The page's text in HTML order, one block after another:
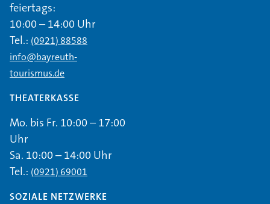
feiertags:
10:00 – 14:00 Uhr
Tel.: (0921) 88588
info@bayreuth-
tourismus.de
THEATERKASSE
Mo. bis Fr. 10:00 – 17:00
Uhr
Sa. 10:00 – 14:00 Uhr
Tel.: (0921) 69001
SOZIALE NETZWERKE